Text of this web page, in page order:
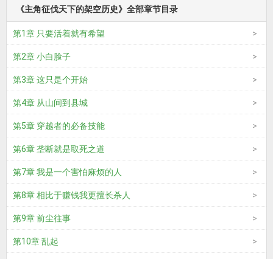
《主角征伐天下的架空历史》全部章节目录
第1章 只要活着就有希望
第2章 小白脸子
第3章 这只是个开始
第4章 从山间到县城
第5章 穿越者的必备技能
第6章 垄断就是取死之道
第7章 我是一个害怕麻烦的人
第8章 相比于赚钱我更擅长杀人
第9章 前尘往事
第10章 乱起